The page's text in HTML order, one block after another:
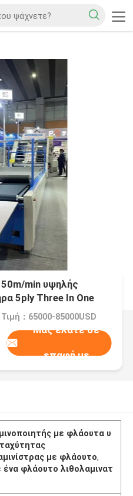
min υψηλής
5ply Three In One
Τιμή：65000-85000USD
Μας ελάτε σε
επαφή με
με φλάουτα υ
με φλάουτο,
ένα φλάουτο λιθολαμινατ